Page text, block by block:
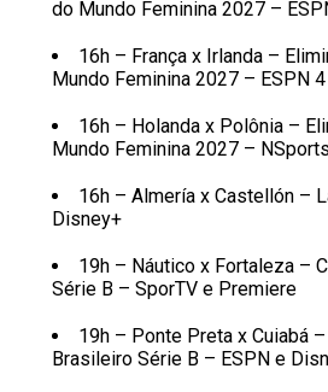
do Mundo Feminina 2027 –
16h – França x Irlanda –
Mundo Feminina 2027 – ESPN
16h – Holanda x Polônia –
Mundo Feminina 2027 –
16h – Almería x Castellón –
Disney+
19h – Náutico x Fortaleza –
Série B – SporTV e Premiere
19h – Ponte Preta x Cuiabá
Brasileiro Série B – ESPN e